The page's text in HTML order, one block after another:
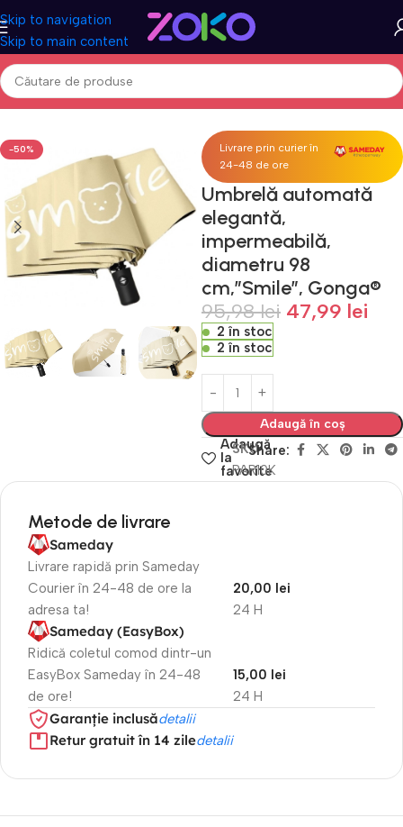
Skip to navigation
Skip to main content
Prima pagină Acasa Fashion & Accesorii Umbrele
-50%
Livrare prin curier în
24-48 de ore
Umbrelă automată
elegantă,
impermeabilă,
diametru 98
cm,”Smile”, Gonga®
95,98lei 47,99 lei
2 în stoc
2 în stoc
Adaugă în coș
Adaugă
la
favorite
SKU
PAR10K
Share:
Metode de livrare
Sameday
Livrare rapidă prin Sameday
Courier în 24-48 de ore la
adresa ta!
24 H
20,00 lei
Sameday (EasyBox)
Ridică coletul comod dintr-un
EasyBox Sameday în 24-48
de ore!
24 H
15,00 lei
Garanție inclusădetalii
Retur gratuit în 14 ziledetalii